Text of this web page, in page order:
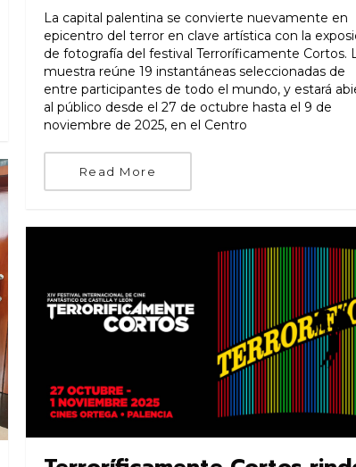
La capital palentina se convierte nuevamente en
epicentro del terror en clave artística con la
de fotografía del festival Terroríficamente Cortos.
muestra reúne 19 instantáneas seleccionadas de
entre participantes de todo el mundo, y estará
al público desde el 27 de octubre hasta el 9 de
noviembre de 2025, en el Centro
Read More